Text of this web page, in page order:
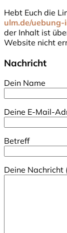
Hebt Euch die
ulm.de/
der Inhalt ist
Website nicht
Nachricht
Dein Name
Deine E-Mail-
Betreff
Deine Nachricht